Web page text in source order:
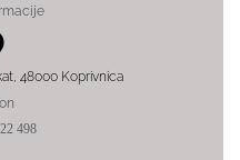
48000 Koprivnica
498